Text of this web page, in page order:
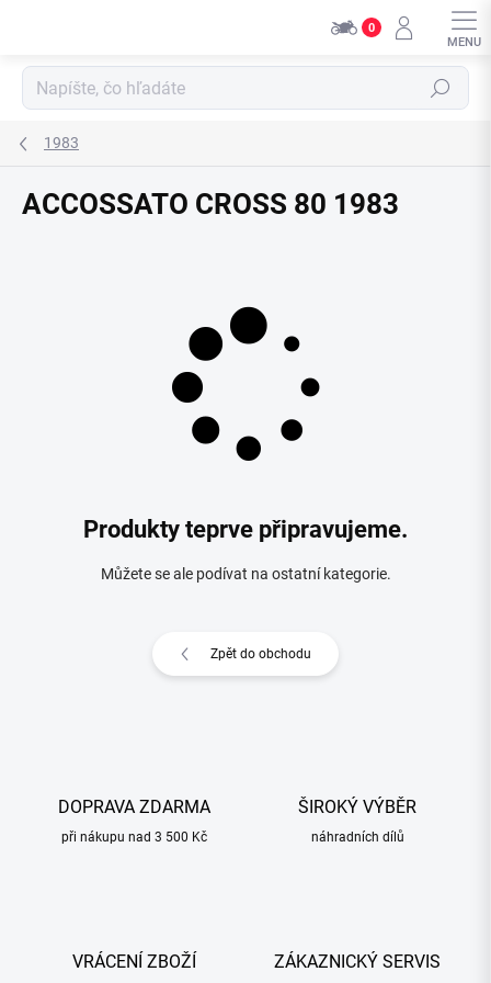
0
Hledat
1983
ACCOSSATO CROSS 80 1983
Produkty teprve připravujeme.
Můžete se ale podívat na ostatní kategorie.
Zpět do obchodu
DOPRAVA ZDARMA
při nákupu nad 3 500 Kč
ŠIROKÝ VÝBĚR
náhradních dílů
VRÁCENÍ ZBOŽÍ ZÁKAZNICKÝ SERVIS